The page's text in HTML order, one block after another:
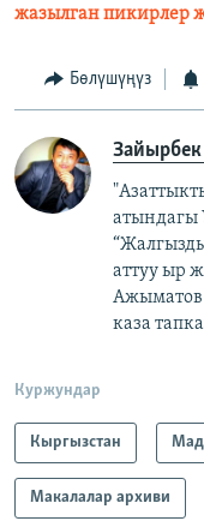
жазылган пикирлер
Бөлүшүңүз
атындагы
аттуу ыр
каза
Куржундар
Кыргызстан
Макалалар архиви